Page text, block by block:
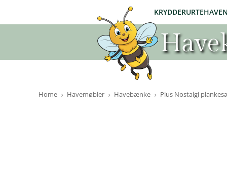
KRYDDERURTEHAVEN
Home Havemøbler Havebænke Plus Nostalgi